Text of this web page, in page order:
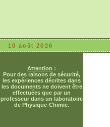
10 août 2026
Attention :
Pour des raisons de sécurité,
les expériences décrites dans
les documents ne doivent être
effectuées que par un
professeur dans un laboratoire
de Physique-Chimie.